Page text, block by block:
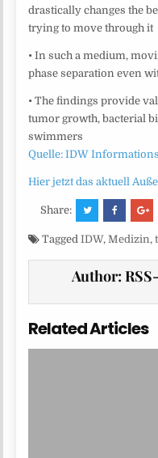
drastically changes the
trying to move through it
• In such a medium,
phase separation even
• The findings provide
tumor growth, bacterial
swimmers
Quelle: IDW
Hier jetzt das aktuell
Share:
TaggedIDW,Medizin,
Author:
Related Articles